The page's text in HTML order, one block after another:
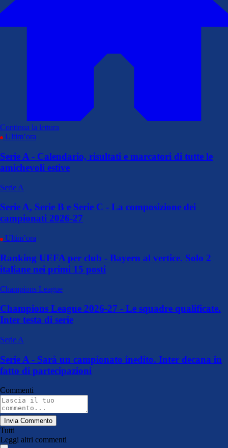
Continua la lettura
Ultim’ora
Serie A - Calendario, risultati e marcatori di tutte le
amichevoli estive
Serie A
Serie A, Serie B e Serie C - La composizione dei
campionati 2026-27
Ultim’ora
Ranking UEFA per club - Bayern al vertice. Solo 2
italiane nei primi 15 posti
Champions League
Champions League 2026-27 - Le squadre qualificate.
Inter testa di serie
Serie A
Serie A - Sarà un campionato inedito. Inter decana in
fatto di partecipazioni
Commenti
Invia Commento
Tutti
Leggi altri commenti